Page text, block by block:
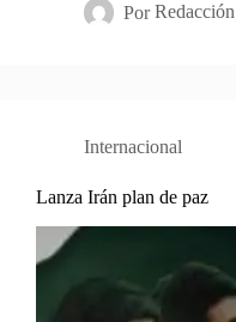
Por Redacción
Internacional
Lanza Irán plan de paz